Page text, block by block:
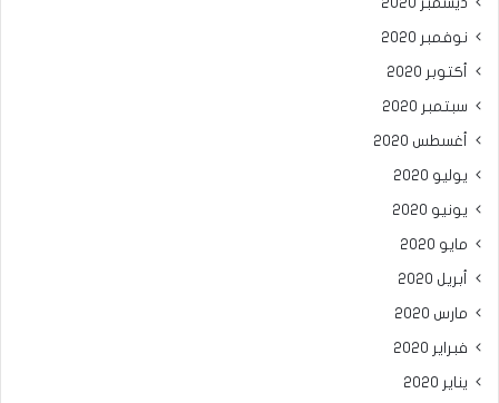
نوفمبر 2020
أكتوبر 2020
سبتمبر 2020
أغسطس 2020
يوليو 2020
يونيو 2020
مايو 2020
أبريل 2020
مارس 2020
فبراير 2020
يناير 2020